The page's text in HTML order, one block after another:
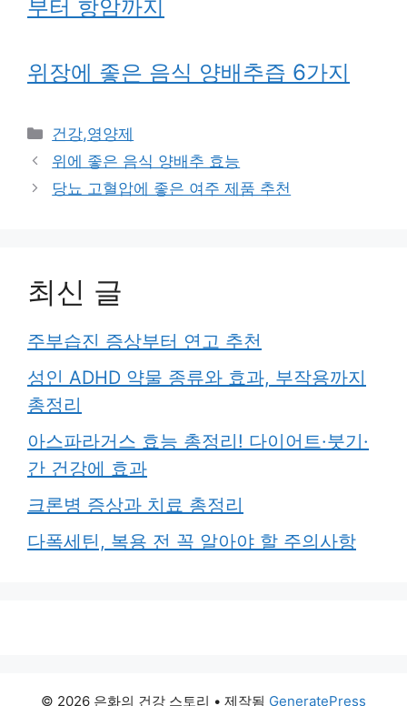
부터 항암까지
위장에 좋은 음식 양배추즙 6가지
카
테
고
리
건강,영양제
위에 좋은 음식 양배추 효능
당뇨 고혈압에 좋은 여주 제품 추천
최신 글
주부습진 증상부터 연고 추천
성인 ADHD 약물 종류와 효과, 부작용까지
총정리
아스파라거스 효능 총정리! 다이어트·붓기·
간 건강에 효과
크론병 증상과 치료 총정리
다폭세틴, 복용 전 꼭 알아야 할 주의사항
© 2026 은화의 건강 스토리 • 제작됨 GeneratePress